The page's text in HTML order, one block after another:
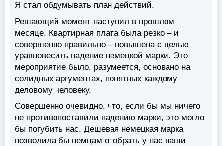
Я стал обдумывать план действий.
Решающий момент наступил в прошлом
месяце. Квартирная плата была резко – и
совершенно правильно – повышена с целью
уравновесить падение немецкой марки. Это
мероприятие было, разумеется, основано на
солидных аргументах, понятных каждому
деловому человеку.
Совершенно очевидно, что, если бы мы ничего
не противопоставили падению марки, это могло
бы погубить нас. Дешевая немецкая марка
позволила бы немцам отобрать у нас наши